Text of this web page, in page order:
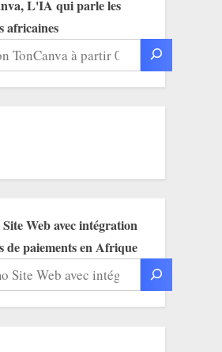
L'IA qui parle les
africaines
Web avec intégration
de paiements en Afrique